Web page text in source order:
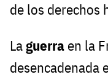
de los derechos
Laguerra en la
desencadenada